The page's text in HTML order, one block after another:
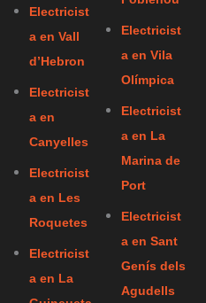
Electricist
a en Vall
d’Hebron
Electricist
a en
Canyelles
Electricist
a en Les
Roquetes
Electricist
a en La
Electricist
a en Vila
Olímpica
Electricist
a en La
Marina de
Port
Electricist
a en Sant
Genís dels
Agudells